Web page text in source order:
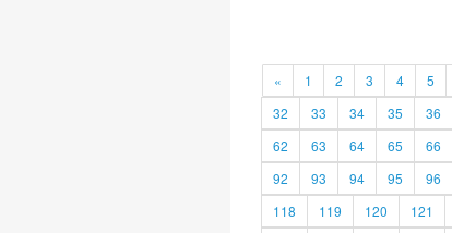
« 1 2 3 4 5
32
33 34 35 36
62
63 64 65 66
92
93 94 95 96
118
119 120 121